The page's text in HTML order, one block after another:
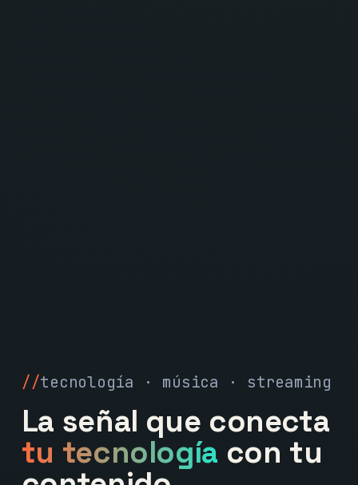
tecnología · música · streaming
La señal que conecta
tu tecnología con tu